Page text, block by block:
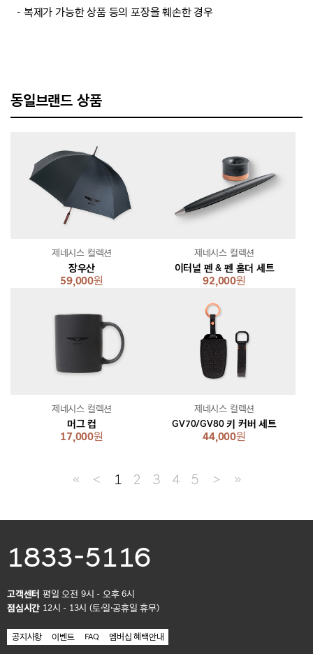
－복제가 가능한 상품 등의 포장을 훼손한 경우
동일브랜드 상품
장우산
59,000원
제네시스 컬렉션
이터널 펜 & 펜 홀더 세트
92,000원
제네시스 컬렉션
머그 컵
17,000원
제네시스 컬렉션
GV70/GV80 키 커버 세트
44,000원
제네시스 컬렉션
≪ ＜ 1 2 3 4 5 ＞ ≫
1833-5116
고객센터 평일 오전 9시 - 오후 6시
점심시간 12시 - 13시 (토·일·공휴일 휴무)
공지사항 이벤트 FAQ 멤버십 혜택안내